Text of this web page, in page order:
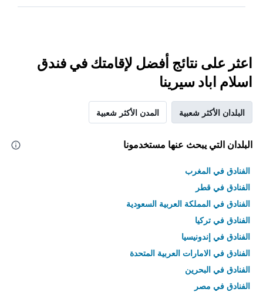
اعثر على نتائج أفضل لإقامتك في فندق
اسلام اباد سيرينا
البلدان الأكثر شعبية المدن الأكثر شعبية
البلدان التي يبحث عنها مستخدمونا
الفنادق في المغرب
الفنادق في قطر
الفنادق في المملكة العربية السعودية
الفنادق في تركيا
الفنادق في إندونيسيا
الفنادق في الامارات العربية المتحدة
الفنادق في البحرين
الفنادق في مصر